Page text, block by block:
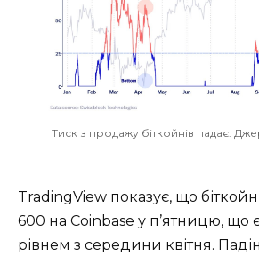
Тиск з продажу біткойнів падає.
TradingView показує, що
600 на Coinbase у п’ятницю,
рівнем з середини квітня.